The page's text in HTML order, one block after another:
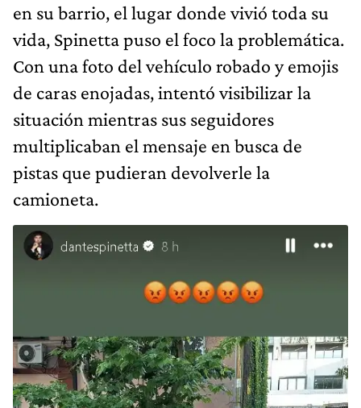
en su barrio, el lugar donde vivió toda su
vida, Spinetta puso el foco la problemática.
Con una foto del vehículo robado y emojis
de caras enojadas, intentó visibilizar la
situación mientras sus seguidores
multiplicaban el mensaje en busca de
pistas que pudieran devolverle la
camioneta.